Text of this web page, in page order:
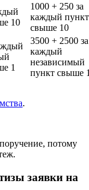
10
1000 + 250 за
каждый пункт
свыше 10
1
3500 + 2500 за
каждый
независимый
пункт свыше
.
потому
заявки на